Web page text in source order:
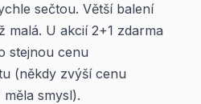
sečtou. Větší balení
malá. U akcií 2+1 zdarma
stejnou cenu
(někdy zvýší cenu
smysl).